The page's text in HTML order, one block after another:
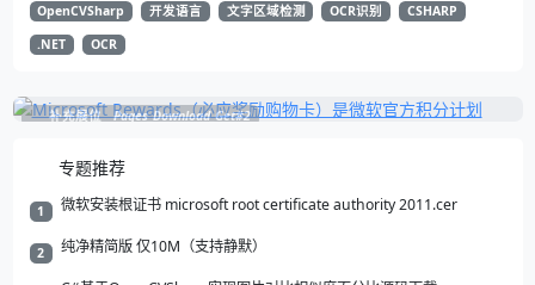
矩形的方块 然后将这些矩形框选出来就得到了文本所在区域 再根据一系列
过滤规则提取到我们所需要的区域 进行识别减少不必要的图像识别 以提升
系统整体效率
OpenCVSharp 开发语言 文字区域检测 OCR识别
CSHARP
.NET
OCR
补充展位 Pages_Download_Get#2
专题推荐
1 微软安装根证书 microsoft root certificate authority 2011.cer
2 纯净精简版 仅10M（支持静默）